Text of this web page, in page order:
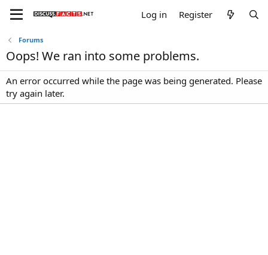
Log in Register
Forums
Oops! We ran into some problems.
An error occurred while the page was being generated. Please
try again later.